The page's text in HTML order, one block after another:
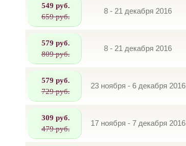
549 руб.
659 руб.
8 - 21 декабря 2016
579 руб.
809 руб.
8 - 21 декабря 2016
579 руб.
729 руб.
23 ноября - 6 декабря 2016
309 руб.
479 руб.
17 ноября - 7 декабря 2016